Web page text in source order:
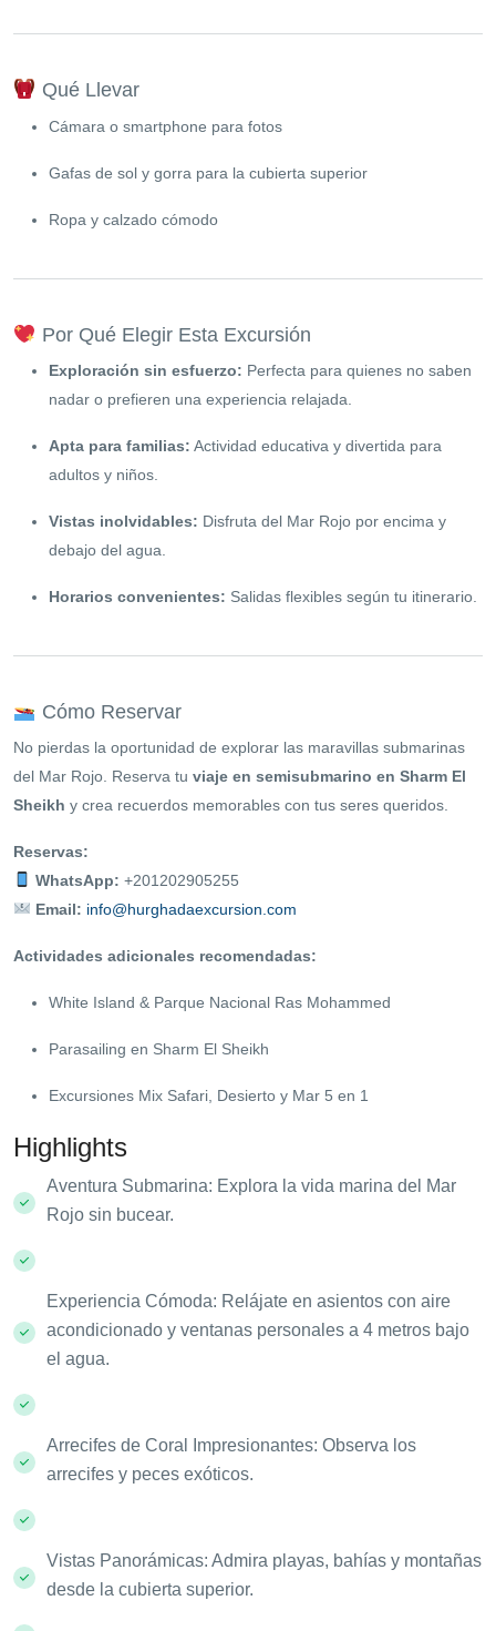
Qué Llevar
Cámara o smartphone para fotos
Gafas de sol y gorra para la cubierta superior
Ropa y calzado cómodo
Por Qué Elegir Esta Excursión
Exploración sin esfuerzo: Perfecta para quienes no saben
nadar o prefieren una experiencia relajada.
Apta para familias: Actividad educativa y divertida para
adultos y niños.
Vistas inolvidables: Disfruta del Mar Rojo por encima y
debajo del agua.
Horarios convenientes: Salidas flexibles según tu itinerario.
Cómo Reservar
No pierdas la oportunidad de explorar las maravillas submarinas
del Mar Rojo. Reserva tu viaje en semisubmarino en Sharm El
Sheikh y crea recuerdos memorables con tus seres queridos.
Reservas:
WhatsApp: +201202905255
Email: info@hurghadaexcursion.com
Actividades adicionales recomendadas:
White Island & Parque Nacional Ras Mohammed
Parasailing en Sharm El Sheikh
Excursiones Mix Safari, Desierto y Mar 5 en 1
Highlights
Aventura Submarina: Explora la vida marina del Mar
Rojo sin bucear.
Experiencia Cómoda: Relájate en asientos con aire
acondicionado y ventanas personales a 4 metros bajo
el agua.
Arrecifes de Coral Impresionantes: Observa los
arrecifes y peces exóticos.
Vistas Panorámicas: Admira playas, bahías y montañas
desde la cubierta superior.